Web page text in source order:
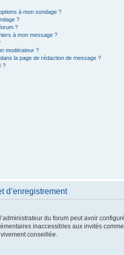
à mon sondage ?
?
?
à mon message ?
modérateur ?
la page de rédaction de message ?
?
d’enregistrement
du forum peut avoir
inaccessibles aux invités
conseillée.